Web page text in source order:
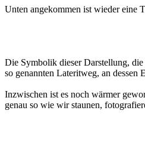
Unten angekommen ist wieder eine
Die Symbolik dieser Darstellung,
so genannten Lateritweg, an
Inzwischen ist es noch wärmer
genau so wie wir staunen,